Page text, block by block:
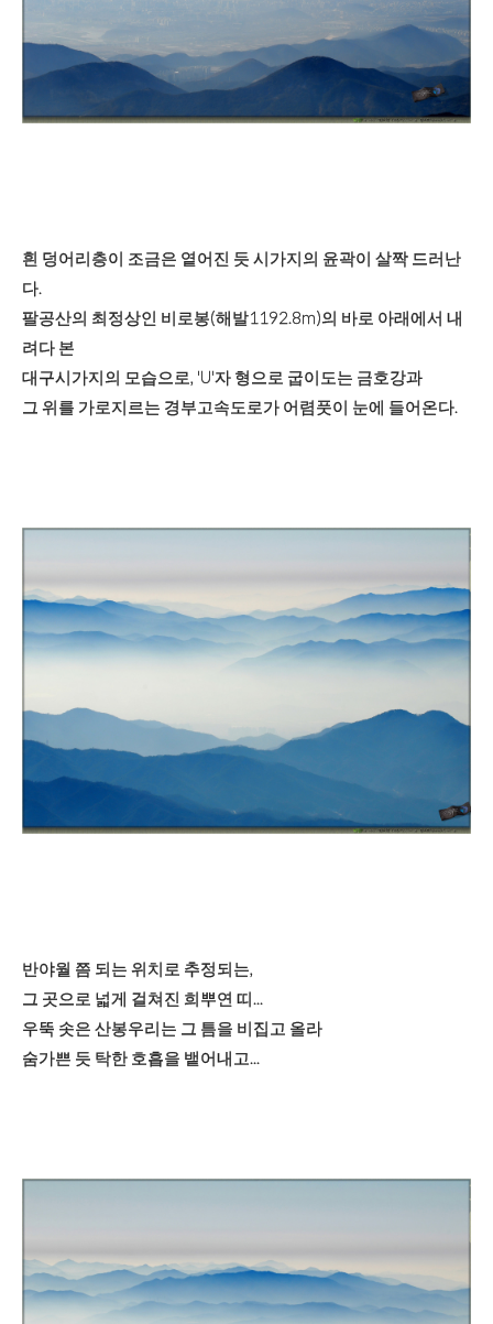
흰 덩어리층이 조금은 옅어진 듯 시가지의 윤곽이 살짝 드러난
다.
팔공산의 최정상인 비로봉(해발1192.8m)의 바로 아래에서 내
려다 본
대구시가지의 모습으로, 'U'자 형으로 굽이도는 금호강과
그 위를 가로지르는 경부고속도로가 어렴풋이 눈에 들어온다.
반야월 쯤 되는 위치로 추정되는,
그 곳으로 넓게 걸쳐진 희뿌연 띠...
우뚝 솟은 산봉우리는 그 틈을 비집고 올라
숨가쁜 듯 탁한 호흡을 뱉어내고...